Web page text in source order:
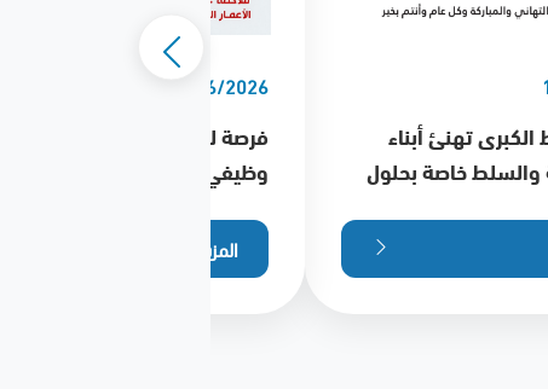
تهنئ أبناء
والسلط خاصة بحلول
14/06/2026
وظيفي
المزيد